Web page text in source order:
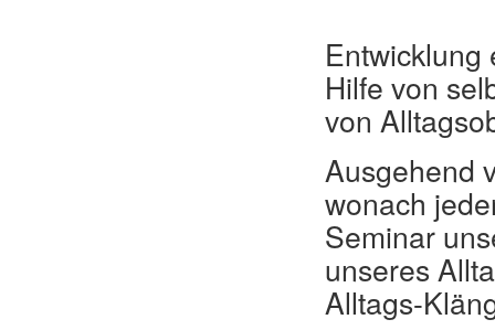
Entwicklung
Hilfe von
von
Ausgehend
wonach
Seminar
unseres
Alltags-